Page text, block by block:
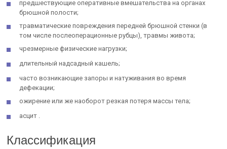
предшествующие оперативные вмешательства на органах
брюшной полости;
травматические повреждения передней брюшной стенки (в
том числе послеоперационные рубцы), травмы живота;
чрезмерные физические нагрузки;
длительный надсадный кашель;
часто возникающие запоры и натуживания во время
дефекации;
ожирение или же наоборот резкая потеря массы тела;
асцит .
Классификация